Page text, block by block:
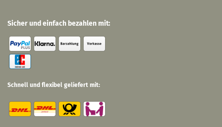
Sicher und einfach bezahlen mit:
Schnell und flexibel geliefert mit: